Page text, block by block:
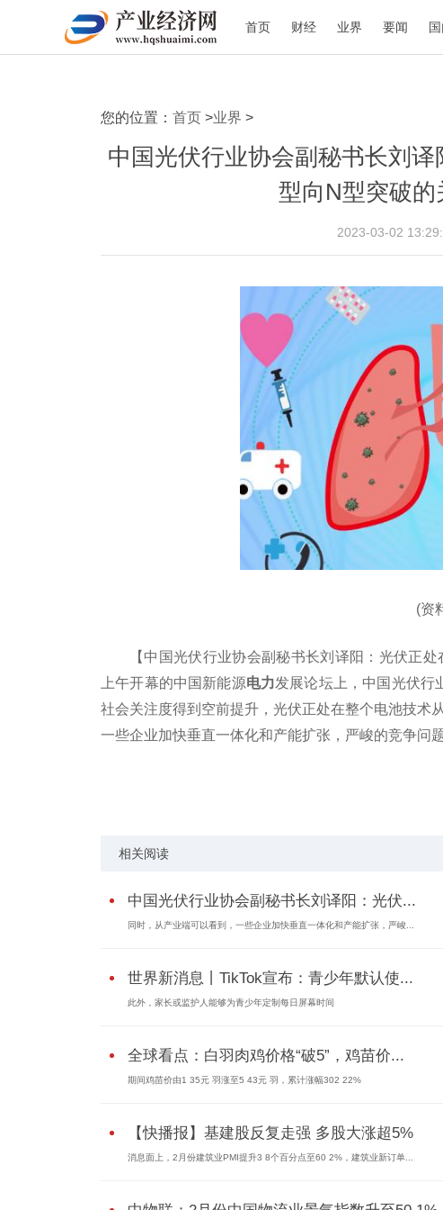
首页 财经 业界 要闻
您的位置： 首页 >业界 >
中国光伏行业协会副秘书长刘
型向N型突破
2023-03-02
(资
【中国光伏行业协会副秘书长刘译阳：光伏正
上午开幕的中国新能源电力发展论坛上，中国光伏行
社会关注度得到空前提升，光伏正处在整个电池技术
一些企业加快垂直一体化和产能扩张，严峻的竞争问
相关阅读
中国光伏行业协会副秘书长刘译阳：光伏...
同时，从产业端可以看到，一些企业加快垂直一体化和产能扩张，严峻...
世界新消息丨TikTok宣布：青少年默认使...
此外，家长或监护人能够为青少年定制每日屏幕时间
全球看点：白羽肉鸡价格“破5”，鸡苗价...
期间鸡苗价由1 35元 羽涨至5 43元 羽，累计涨幅302 22%
【快播报】基建股反复走强 多股大涨超5%
消息面上，2月份建筑业PMI提升3 8个百分点至60 2%，建筑业新订单...